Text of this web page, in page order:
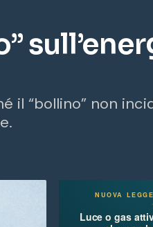
il “bollino” non